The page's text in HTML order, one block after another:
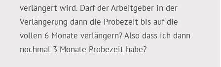
verlängert wird. Darf der Arbeitgeber in der
Verlängerung dann die Probezeit bis auf die
vollen 6 Monate verlängern? Also dass ich dann
nochmal 3 Monate Probezeit habe?